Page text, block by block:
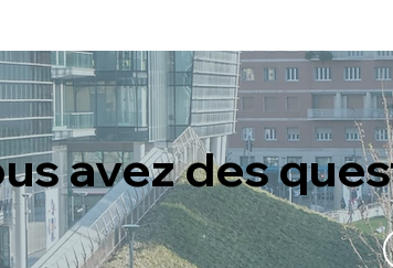
avez des